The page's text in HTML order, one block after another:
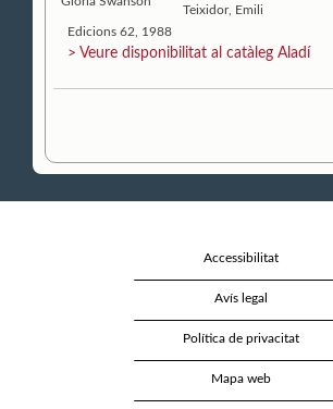
Teixidor, Emili
Edicions 62, 1988
> Veure disponibilitat al catàleg Aladí
Accessibilitat
Avís legal
Política de privacitat
Mapa web